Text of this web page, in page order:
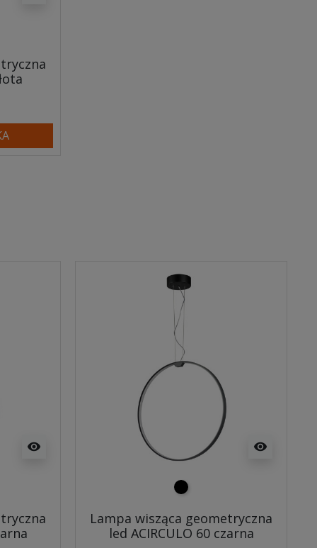
visibility visibility
czarny
Lampa wisząca geometryczna
led ACIRCULO 60 czarna